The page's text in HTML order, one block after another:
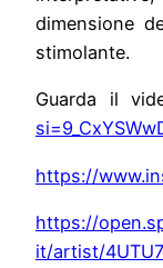
dimensione
stimolante.
Guarda il
https://
https://
it/artist/